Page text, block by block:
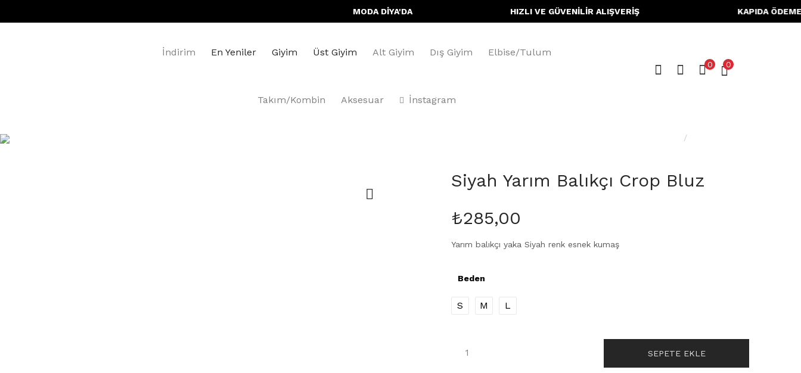
MODA DİYA'DA HIZLI VE GÜVENİLİR ALIŞVERİŞ KAPIDA ÖDEME
İndirim En Yeniler Giyim Üst Giyim Alt Giyim Dış Giyim Elbise/Tulum
Takım/Kombin Aksesuar İnstagram
0 0
Siyah Yarım Balıkçı Crop Bluz
₺285,00
Yarım balıkçı yaka Siyah renk esnek kumaş
Beden
S M L
SEPETE EKLE